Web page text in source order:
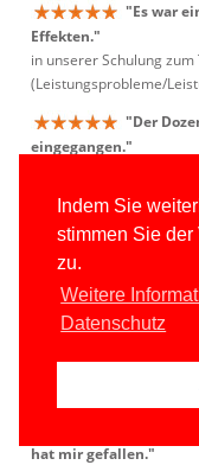
Indem Sie
stimmen Sie
zu.
Weitere
Datenschutz
"Es war
Effekten."
in unserer Schulung
(Leistungsprobleme/
"Der
eingegangen."
(Leistungsprobleme/
"Für mich
in die Grundlagen
in unserer Schulung
Vermittlung der
in unserer Schulung
"Die
hat mir gefallen."